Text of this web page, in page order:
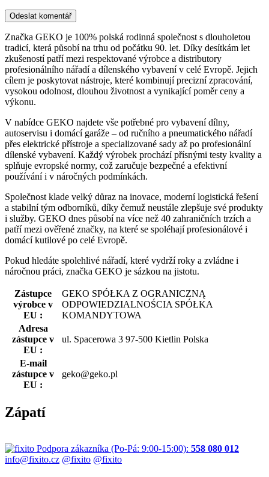
Odeslat komentář
Značka GEKO je 100% polská rodinná společnost s dlouholetou
tradicí, která působí na trhu od počátku 90. let. Díky desítkám let
zkušeností patří mezi respektované výrobce a distributory
profesionálního nářadí a dílenského vybavení v celé Evropě. Jejich
cílem je poskytovat nástroje, které kombinují precizní zpracování,
vysokou odolnost, dlouhou životnost a vynikající poměr ceny a
výkonu.
V nabídce GEKO najdete vše potřebné pro vybavení dílny,
autoservisu i domácí garáže – od ručního a pneumatického nářadí
přes elektrické přístroje a specializované sady až po profesionální
dílenské vybavení. Každý výrobek prochází přísnými testy kvality a
splňuje evropské normy, což zaručuje bezpečné a efektivní
používání i v náročných podmínkách.
Společnost klade velký důraz na inovace, moderní logistická řešení
a stabilní tým odborníků, díky čemuž neustále zlepšuje své produkty
i služby. GEKO dnes působí na více než 40 zahraničních trzích a
patří mezi ověřené značky, na které se spoléhají profesionálové i
domácí kutilové po celé Evropě.
Pokud hledáte spolehlivé nářadí, které vydrží roky a zvládne i
náročnou práci, značka GEKO je sázkou na jistotu.
Zástupce
výrobce v
EU :
GEKO SPÓŁKA Z OGRANICZNĄ
ODPOWIEDZIALNOŚCIA SPÓŁKA
KOMANDYTOWA
Adresa
zástupce v
EU :
ul. Spacerowa 3 97-500 Kietlin Polska
E-mail
zástupce v
EU :
geko@geko.pl
Zápatí
Podpora zákazníka (Po-Pá: 9:00-15:00): 558 080 012
info@fixito.cz @fixito @fixito